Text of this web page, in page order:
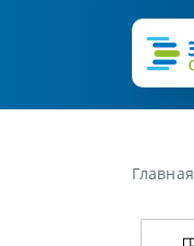
Главная